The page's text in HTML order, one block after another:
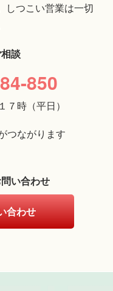
しつこい営業は一切
談
850
時（平日）
つながります
い合わせ
合わせ